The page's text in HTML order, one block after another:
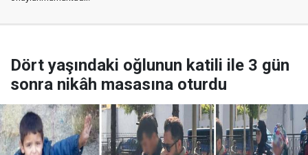
Dört yaşındaki oğlunun katili ile 3 gün
sonra nikâh masasına oturdu